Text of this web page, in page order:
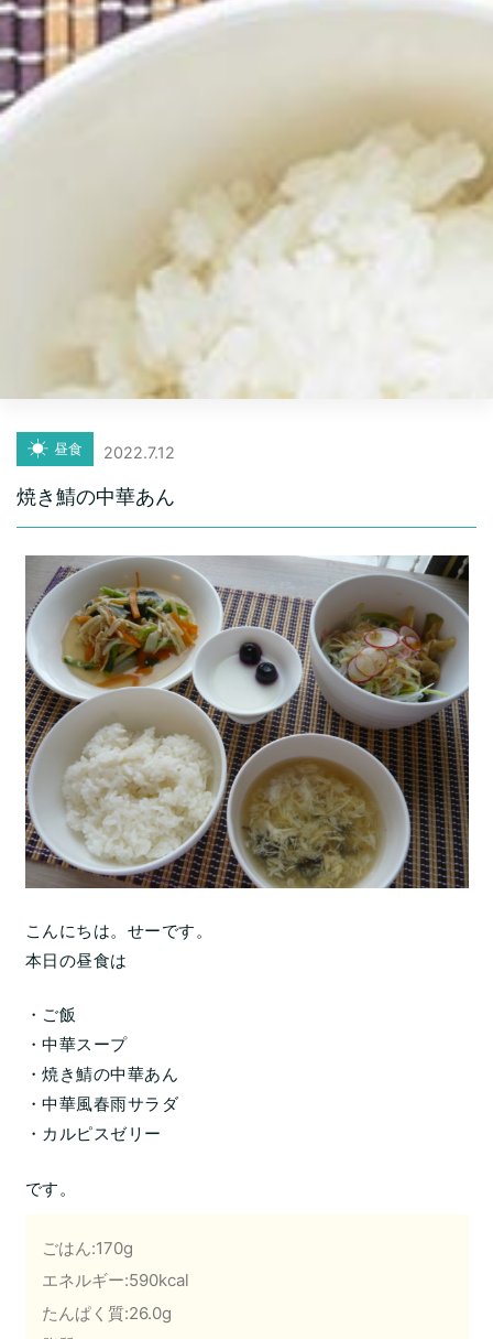
昼食 2022.7.12
焼き鯖の中華あん
こんにちは。せーです。
本日の昼食は
・ご飯
・中華スープ
・焼き鯖の中華あん
・中華風春雨サラダ
・カルピスゼリー
です。
ごはん:170g
エネルギー:590kcal
たんぱく質:26.0g